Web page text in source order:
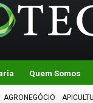
Quem Somos
AGRONEGÓCIO